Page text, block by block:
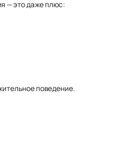
— это даже плюс:
поведение.